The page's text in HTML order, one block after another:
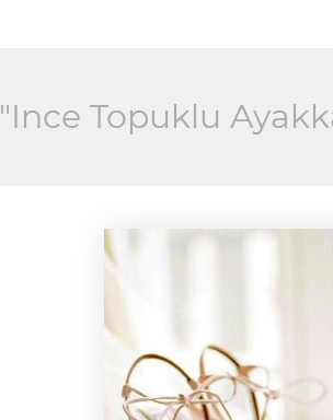
"Ince Topuklu